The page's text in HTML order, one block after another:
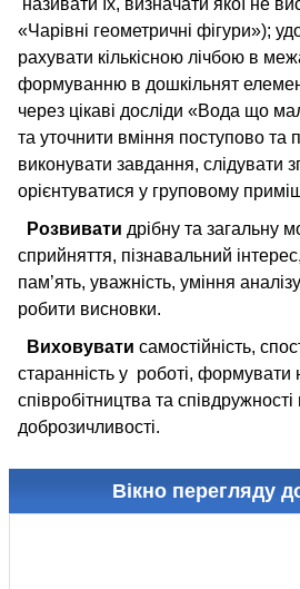
називати їх, визначати якої не
«Чарівні геометричні фігури»);
рахувати кількісною лічбою в
формуванню в дошкільнят
через цікаві досліди «Вода що
та уточнити вміння поступово та
виконувати завдання, слідувати
орієнтуватися у груповому
Розвивати дрібну та загальну
сприйняття, пізнавальний
пам’ять, уважність, уміння
робити висновки.
Виховувати самостійність,
старанність у роботі, формувати
співробітництва та співдружності
доброзичливості.
Вікно перегляду